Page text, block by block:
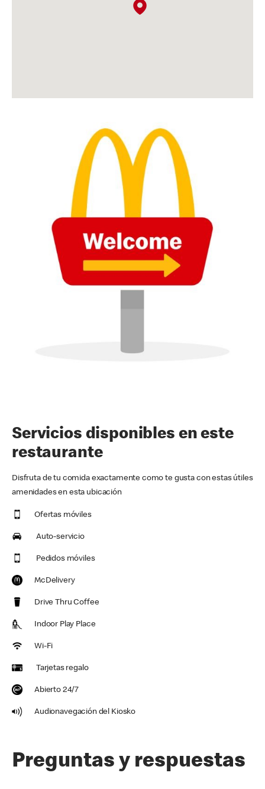
Servicios disponibles en este
restaurante
Disfruta de tu comida exactamente como te gusta con estas útiles
amenidades en esta ubicación
Ofertas móviles
Auto-servicio
Pedidos móviles
McDelivery
Drive Thru Coffee
Indoor Play Place
Wi-Fi
Tarjetas regalo
Abierto 24/7
Audionavegación del Kiosko
Preguntas y respuestas